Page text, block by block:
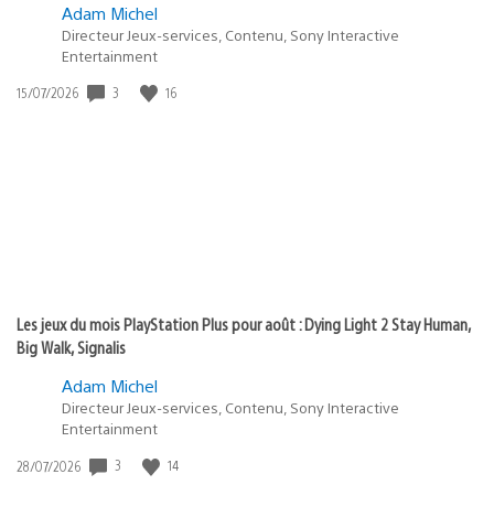
Adam Michel
Directeur Jeux-services, Contenu, Sony Interactive
Entertainment
Date
15/07/2026 3 16
Les jeux du mois PlayStation Plus pour août : Dying Light 2 Stay Human,
Big Walk, Signalis
Adam Michel
Directeur Jeux-services, Contenu, Sony Interactive
Entertainment
Date
28/07/2026 3 14